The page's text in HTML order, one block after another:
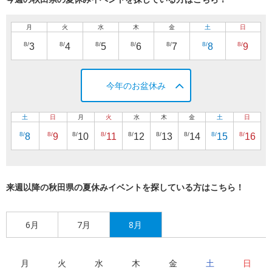
月
8/3
火
8/4
水
8/5
木
8/6
金
8/7
土
8/8
日
8/9
今年のお盆休み
土
8/8
日
8/9
月
8/10
火
8/11
水
8/12
木
8/13
金
8/14
土
8/15
日
8/16
来週以降の秋田県の夏休みイベントを探している方はこちら！
6月 7月 8月
月 火 水 木 金 土 日